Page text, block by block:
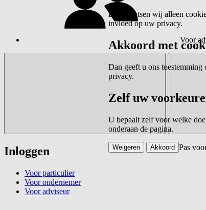
Voor
Inloggen
Voor particulier
Voor ondernemer
Voor adviseur
Dan plaatsen wij alleen
invloed op uw privacy.
Akkoord met
Dan geeft u ons
privacy.
Zelf uw
U bepaalt zelf voor welke
onderaan de pagina.
Pas
Weigeren Akkoord